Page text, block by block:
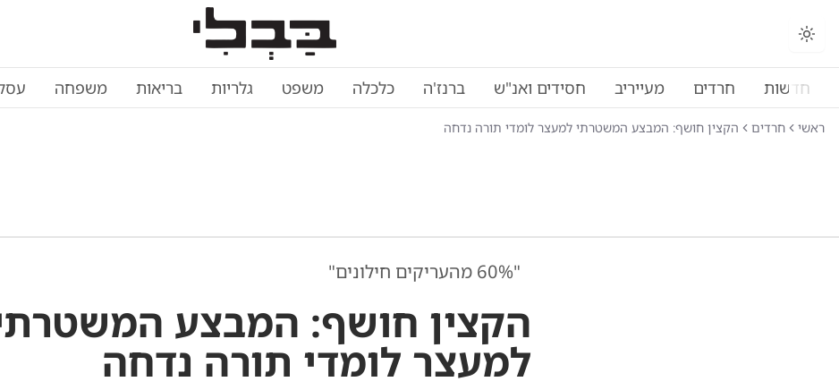
חדשות חרדים מעייריב חסידים ואנ"ש ברנז'ה כלכלה משפט גלריות בריאות משפחה
ראשי חרדים הקצין חושף: המבצע המשטרתי למעצר לומדי תורה נדחה
"60% מהעריקים חילונים"
הקצין חושף: המבצע
למעצר לומדי תורה נדחה